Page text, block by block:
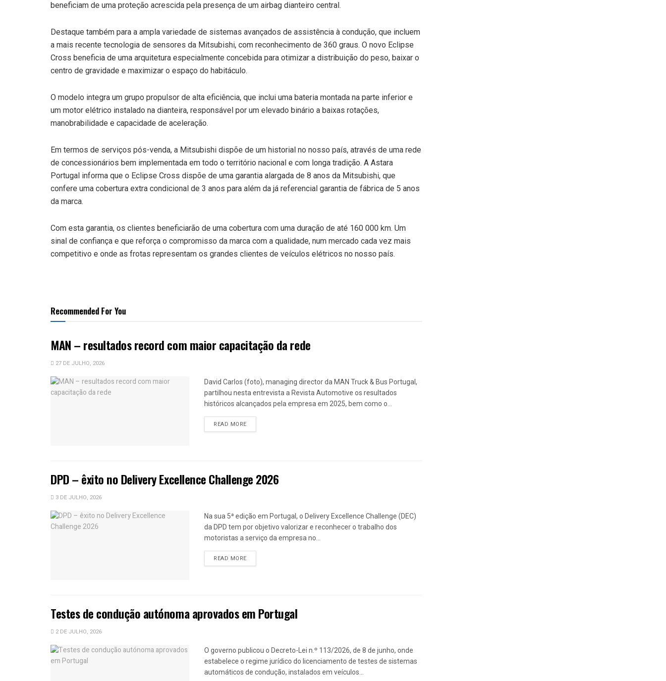
beneficiam de uma proteção acrescida pela presença de um airbag dianteiro central.
Destaque também para a ampla variedade de sistemas avançados de assistência à condução, que incluem
a mais recente tecnologia de sensores da Mitsubishi, com reconhecimento de 360 graus. O novo Eclipse
Cross beneficia de uma arquitetura especialmente concebida para otimizar a distribuição do peso, baixar o
centro de gravidade e maximizar o espaço do habitáculo.
O modelo integra um grupo propulsor de alta eficiência, que inclui uma bateria montada na parte inferior e
um motor elétrico instalado na dianteira, responsável por um elevado binário a baixas rotações,
manobrabilidade e capacidade de aceleração.
Em termos de serviços pós-venda, a Mitsubishi dispõe de um historial no nosso país, através de uma rede
de concessionários bem implementada em todo o território nacional e com longa tradição. A Astara
Portugal informa que o Eclipse Cross dispõe de uma garantia alargada de 8 anos da Mitsubishi, que
confere uma cobertura extra condicional de 3 anos para além da já referencial garantia de fábrica de 5 anos
da marca.
Com esta garantia, os clientes beneficiarão de uma cobertura com uma duração de até 160 000 km. Um
sinal de confiança e que reforça o compromisso da marca com a qualidade, num mercado cada vez mais
competitivo e onde as frotas representam os grandes clientes de veículos elétricos no nosso país.
Recommended For You
MAN – resultados record com maior capacitação da rede
27 DE JULHO, 2026
David Carlos (foto), managing director da MAN Truck & Bus Portugal,
partilhou nesta entrevista a Revista Automotive os resultados
históricos alcançados pela empresa em 2025, bem como o...
READ MOREDETAILS
DPD – êxito no Delivery Excellence Challenge 2026
3 DE JULHO, 2026
Na sua 5ª edição em Portugal, o Delivery Excellence Challenge (DEC)
da DPD tem por objetivo valorizar e reconhecer o trabalho dos
motoristas a serviço da empresa no...
READ MOREDETAILS
Testes de condução autónoma aprovados em Portugal
2 DE JULHO, 2026
O governo publicou o Decreto-Lei n.º 113/2026, de 8 de junho, onde
estabelece o regime jurídico do licenciamento de testes de sistemas
automáticos de condução, instalados em veículos...